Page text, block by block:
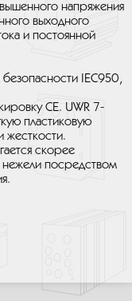
напряжения
выходного
и постоянной
IEC950,
CE. UWR 7-
пластиковую
жесткости.
скорее
посредством